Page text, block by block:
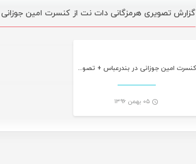
گزارش تصویری هرمزگانی دات نت از کنسرت امین جوزانی
کنسرت امین جوزانی در بندرعباس + تصویری
۰۵ بهمن ۱۳۹۶